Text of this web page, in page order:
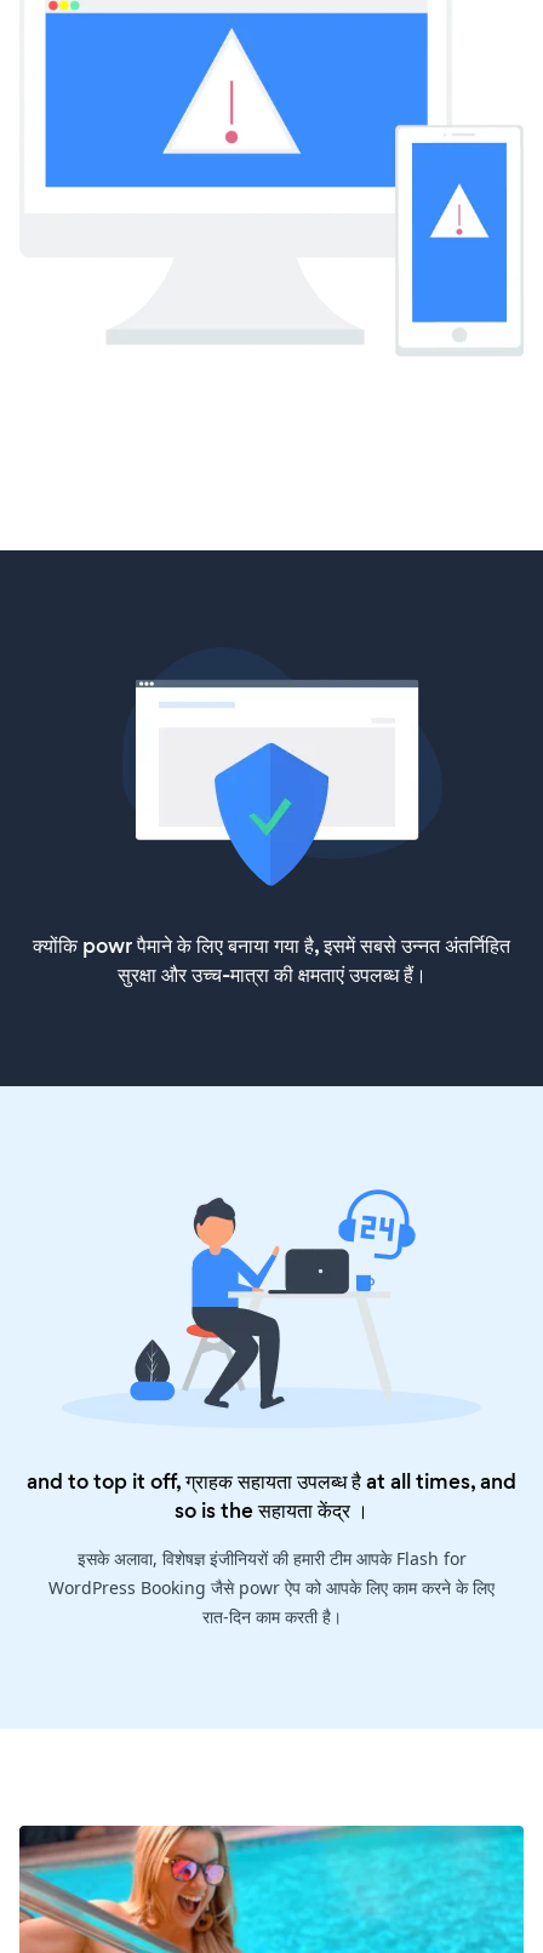
क्योंकि powr पैमाने के लिए बनाया गया है, इसमें सबसे उन्नत अंतर्निहित
सुरक्षा और उच्च-मात्रा की क्षमताएं उपलब्ध हैं।
and to top it off, ग्राहक सहायता उपलब्ध है at all times, and
so is theसहायता केंद्र।
इसके अलावा, विशेषज्ञ इंजीनियरों की हमारी टीम आपके Flash for
WordPress Booking जैसे powr ऐप को आपके लिए काम करने के लिए
रात-दिन काम करती है।